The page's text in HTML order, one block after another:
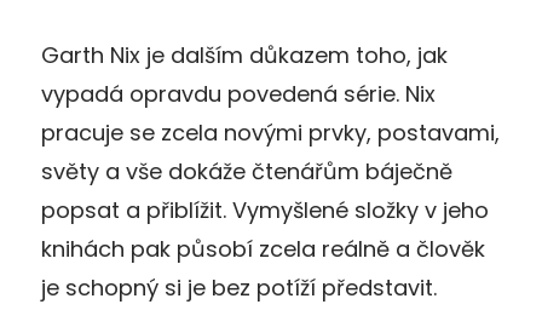
Garth Nix je dalším důkazem toho, jak
vypadá opravdu povedená série. Nix
pracuje se zcela novými prvky, postavami,
světy a vše dokáže čtenářům báječně
popsat a přiblížit. Vymyšlené složky v jeho
knihách pak působí zcela reálně a člověk
je schopný si je bez potíží představit.